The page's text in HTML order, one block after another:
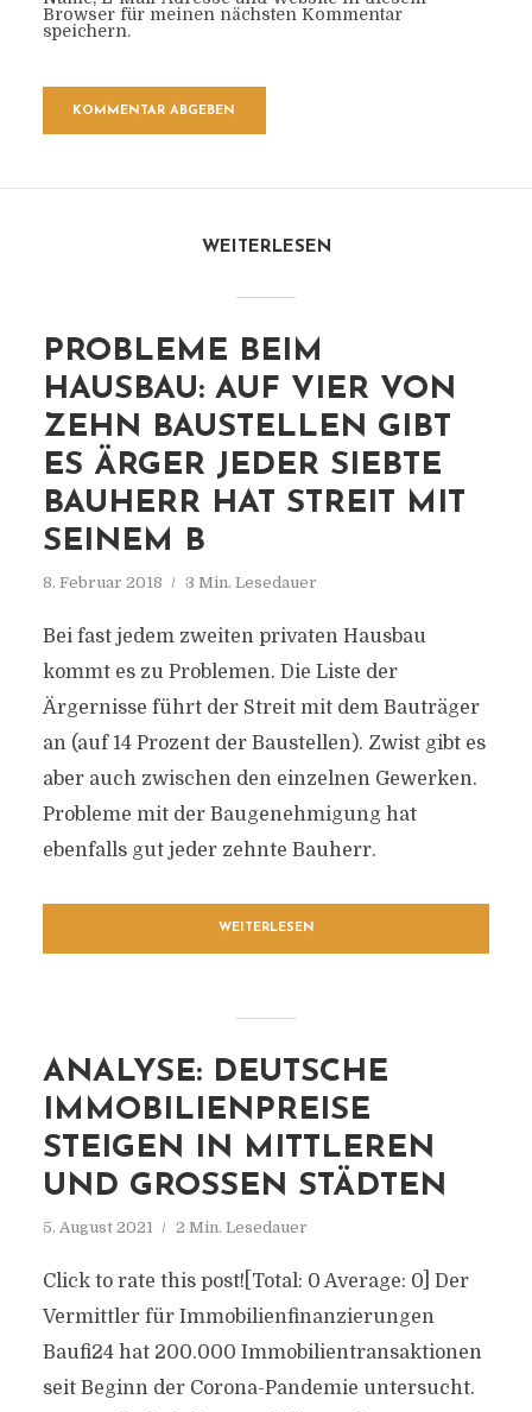
Browser für meinen nächsten Kommentar
speichern.
WEITERLESEN
PROBLEME BEIM
HAUSBAU: AUF VIER VON
ZEHN BAUSTELLEN GIBT
ES ÄRGER JEDER SIEBTE
BAUHERR HAT STREIT MIT
SEINEM B
8. Februar 2018 3 Min. Lesedauer
Bei fast jedem zweiten privaten Hausbau
kommt es zu Problemen. Die Liste der
Ärgernisse führt der Streit mit dem Bauträger
an (auf 14 Prozent der Baustellen). Zwist gibt es
aber auch zwischen den einzelnen Gewerken.
Probleme mit der Baugenehmigung hat
ebenfalls gut jeder zehnte Bauherr.
WEITERLESEN
ANALYSE: DEUTSCHE
IMMOBILIENPREISE
STEIGEN IN MITTLEREN
UND GROSSEN STÄDTEN
5. August 2021 2 Min. Lesedauer
Click to rate this post![Total: 0 Average: 0] Der
Vermittler für Immobilienfinanzierungen
Baufi24 hat 200.000 Immobilientransaktionen
seit Beginn der Corona-Pandemie untersucht.